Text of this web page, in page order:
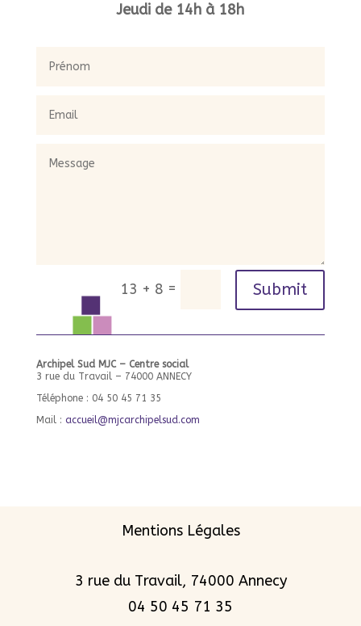
Jeudi de 14h à 18h
13 + 8 = Submit
Archipel Sud MJC – Centre social
3 rue du Travail – 74000 ANNECY
Téléphone : 04 50 45 71 35
Mail : accueil@mjcarchipelsud.com
Mentions Légales
3 rue du Travail, 74000 Annecy
04 50 45 71 35